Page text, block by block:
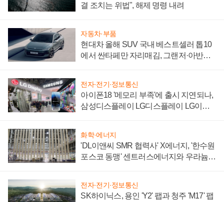
결 조치는 위법", 해제 명령 내려
자동차·부품
현대차 올해 SUV 국내 베스트셀러 톱10
에서 싼타페만 자리매김, 그랜저·아반떼
전자·전기·정보통신
아이폰18 '메모리 부족'에 출시 지연되나,
삼성디스플레이 LG디스플레이 LG이노
화학·에너지
'DL이앤씨 SMR 협력사' X에너지, '한수원
포스코 동맹' 센트러스에너지와 우라늄
전자·전기·정보통신
SK하이닉스, 용인 'Y2' 팹과 청주 'M17' 팹